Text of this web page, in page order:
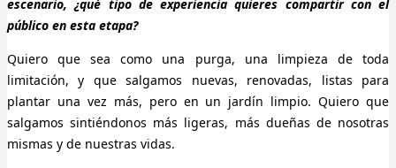
escenario, ¿qué tipo de experiencia quieres compartir con el
público en esta etapa?
Quiero que sea como una purga, una limpieza de toda
limitación, y que salgamos nuevas, renovadas, listas para
plantar una vez más, pero en un jardín limpio. Quiero que
salgamos sintiéndonos más ligeras, más dueñas de nosotras
mismas y de nuestras vidas.